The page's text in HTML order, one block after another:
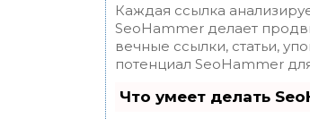
Каждая ссылка
SeoHammer делает
вечные ссылки, статьи,
потенциал SeoHammer
Что умеет делать